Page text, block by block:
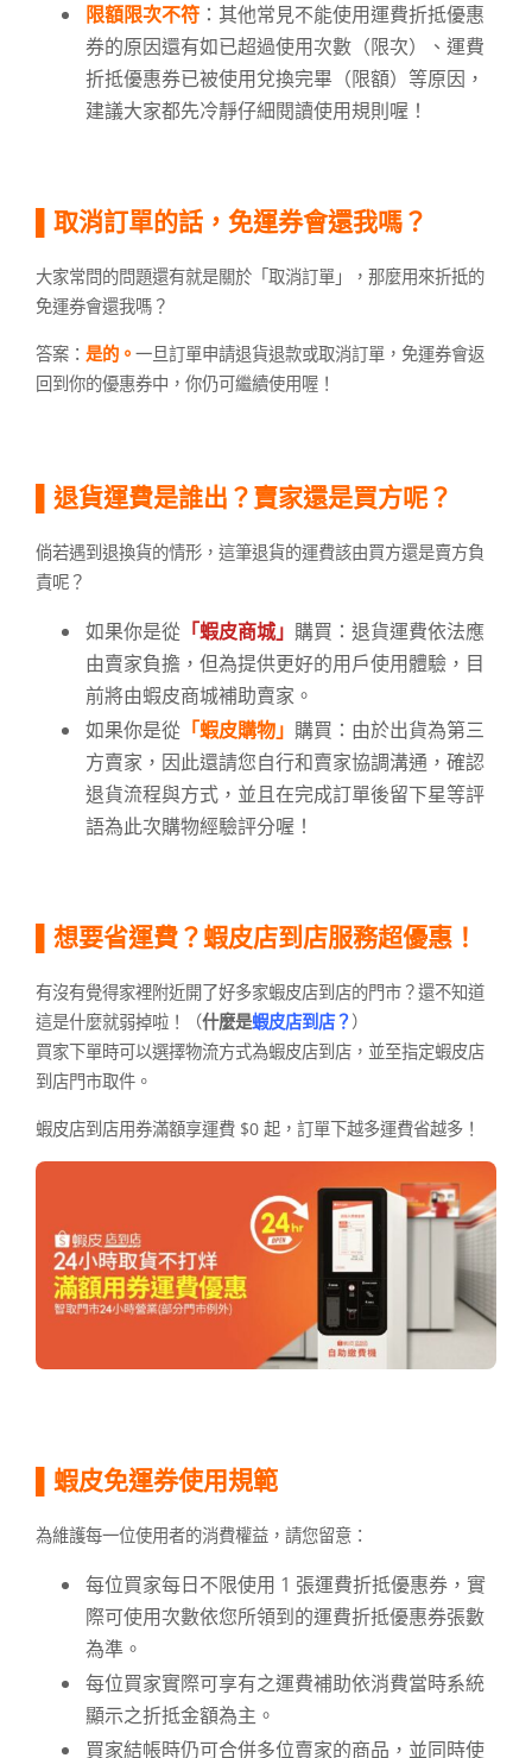
限額限次不符 ：其他常見不能使用運費折抵優惠
券的原因還有如已超過使用次數（限次）、運費
折抵優惠券已被使用兌換完畢（限額）等原因，
建議大家都先冷靜仔細閱讀使用規則喔！
▌取消訂單的話，免運券會還我嗎？
大家常問的問題還有就是關於「取消訂單」，那麼用來折抵的
免運券會還我嗎？
答案： 是的。 一旦訂單申請退貨退款或取消訂單，免運券會返
回到你的優惠券中，你仍可繼續使用喔！
▌退貨運費是誰出？賣家還是買方呢？
倘若遇到退換貨的情形，這筆退貨的運費該由買方還是賣方負
責呢？
如果你是從 「蝦皮商城」 購買：退貨運費依法應
由賣家負擔，但為提供更好的用戶使用體驗，目
前將由蝦皮商城補助賣家。
如果你是從 「蝦皮購物」 購買：由於出貨為第三
方賣家，因此還請您自行和賣家協調溝通，確認
退貨流程與方式，並且在完成訂單後留下星等評
語為此次購物經驗評分喔！
▌想要省運費？蝦皮店到店服務超優惠！
有沒有覺得家裡附近開了好多家蝦皮店到店的門市？還不知道
這是什麼就弱掉啦！（什麼是蝦皮店到店？）
買家下單時可以選擇物流方式為蝦皮店到店，並至指定蝦皮店
到店門市取件。
蝦皮店到店用券滿額享運費 $0 起，訂單下越多運費省越多！
▌蝦皮免運券使用規範
為維護每一位使用者的消費權益，請您留意：
每位買家每日不限使用 1 張運費折抵優惠券，實
際可使用次數依您所領到的運費折抵優惠券張數
為準。
每位買家實際可享有之運費補助依消費當時系統
顯示之折抵金額為主。
買家結帳時仍可合併多位賣家的商品，並同時使